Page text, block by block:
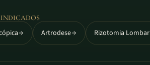
Artrodese Rizotomia Lombar